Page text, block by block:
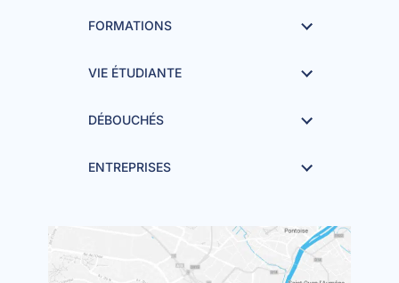
FORMATIONS
VIE ÉTUDIANTE
DÉBOUCHÉS
ENTREPRISES